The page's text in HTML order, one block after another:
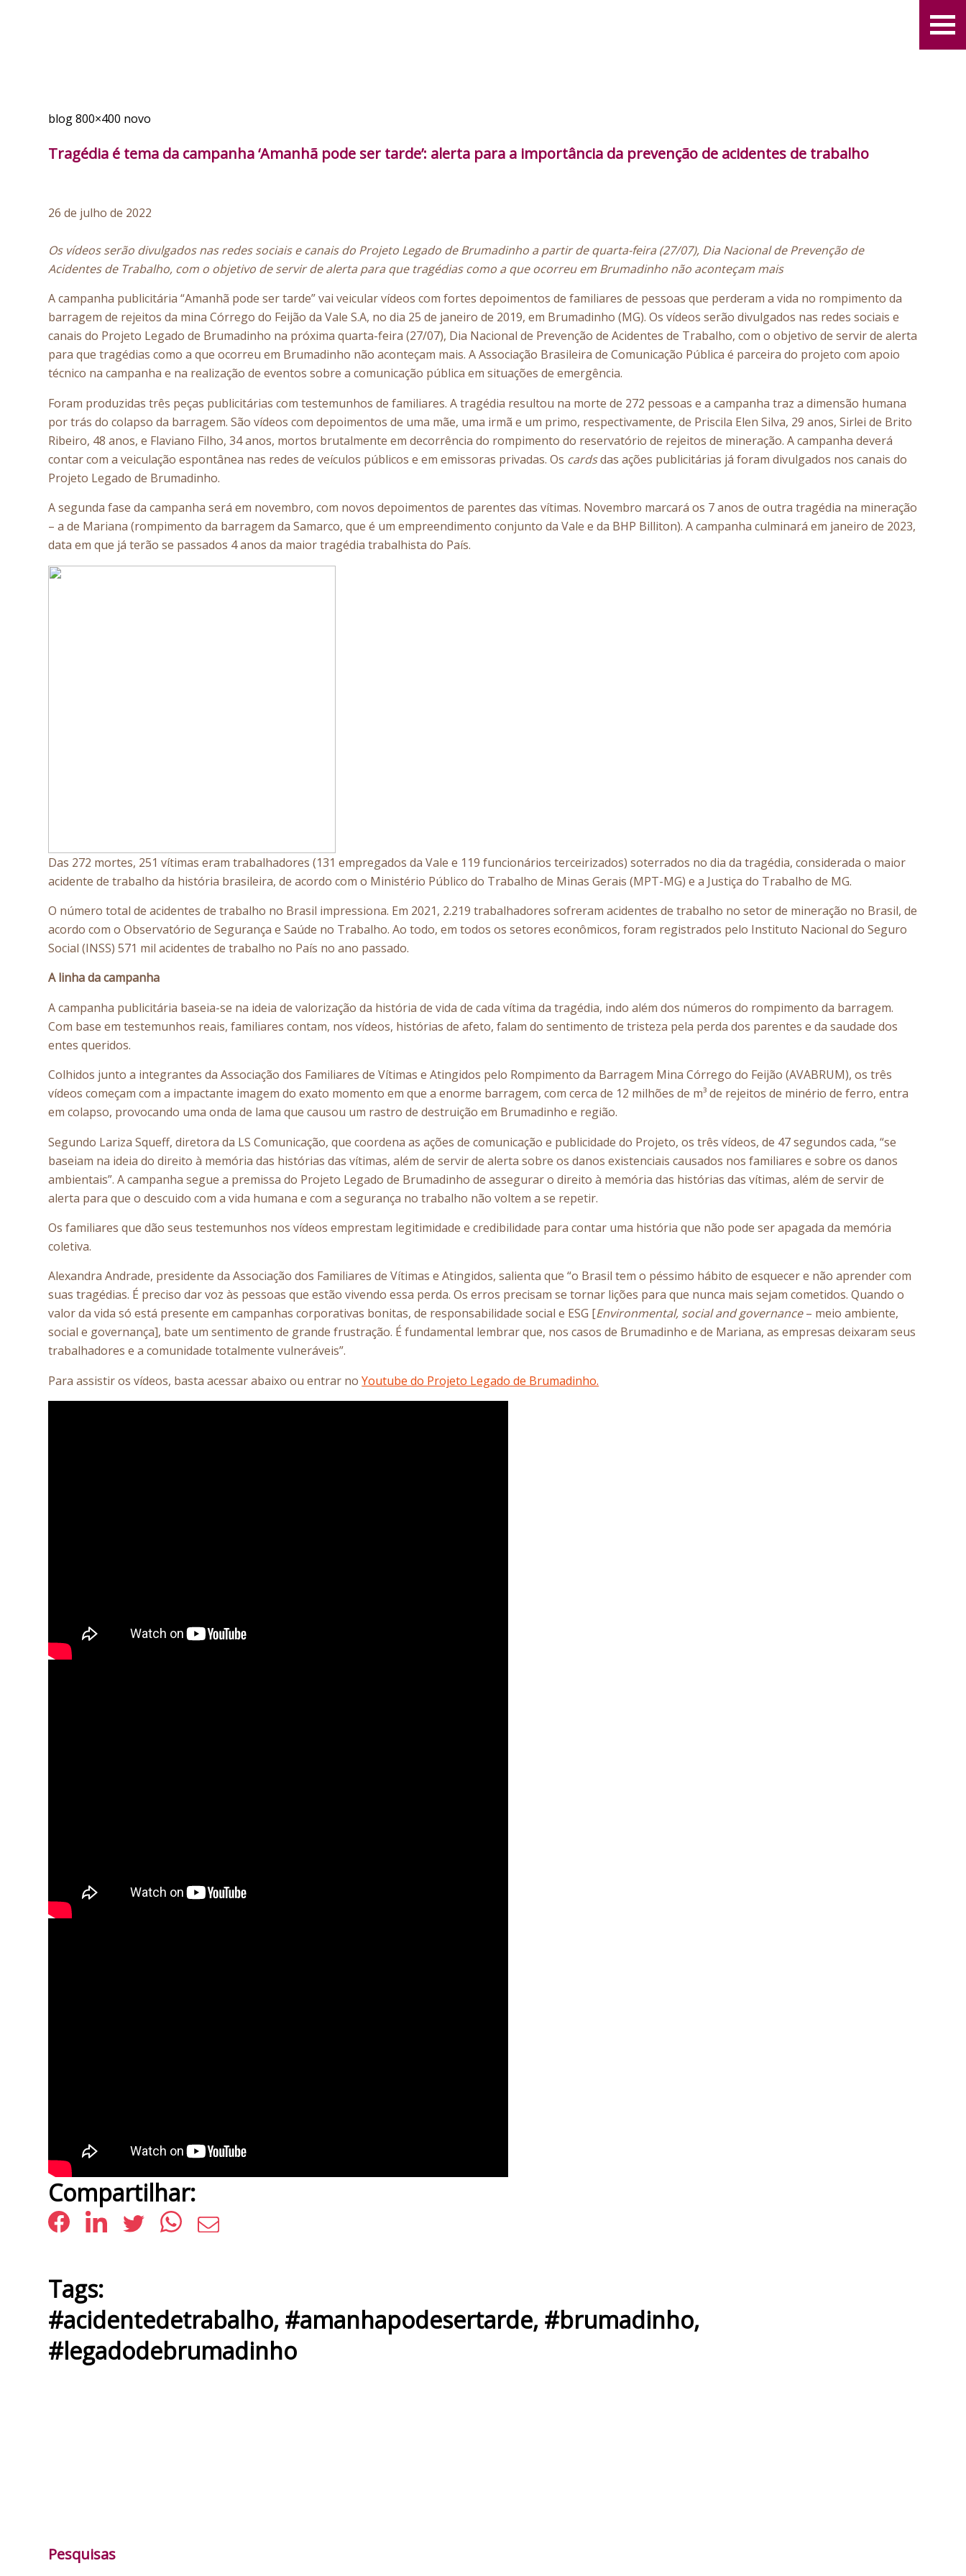
blog 800×400 novo
Tragédia é tema da campanha ‘Amanhã pode ser tarde’: alerta para a importância da prevenção de acidentes de trabalho
26 de julho de 2022
Os vídeos serão divulgados nas redes sociais e canais do Projeto Legado de Brumadinho a partir de quarta-feira‬ (27/07‬), Dia Nacional de Prevenção de
Acidentes de Trabalho, com o objetivo de servir de alerta para que tragédias como a que ocorreu em Brumadinho não aconteçam mais
A campanha publicitária “Amanhã pode ser tarde” vai veicular vídeos com fortes depoimentos de familiares de pessoas que perderam a vida no rompimento da
barragem de rejeitos da mina Córrego do Feijão da Vale S.A, no dia 25 de janeiro de 2019, em Brumadinho (MG). Os vídeos serão divulgados nas redes sociais e
canais do Projeto Legado de Brumadinho na próxima quarta-feira (27/07), Dia Nacional de Prevenção de Acidentes de Trabalho, com o objetivo de servir de alerta
para que tragédias como a que ocorreu em Brumadinho não aconteçam mais. A Associação Brasileira de Comunicação Pública é parceira do projeto com apoio
técnico na campanha e na realização de eventos sobre a comunicação pública em situações de emergência.
Foram produzidas três peças publicitárias com testemunhos de familiares. A tragédia resultou na morte de 272 pessoas e a campanha traz a dimensão humana
por trás do colapso da barragem. São vídeos com depoimentos de uma mãe, uma irmã e um primo, respectivamente, de Priscila Elen Silva, 29 anos, Sirlei de Brito
Ribeiro, 48 anos, e Flaviano Filho, 34 anos, mortos brutalmente em decorrência do rompimento do reservatório de rejeitos de mineração. A campanha deverá
contar com a veiculação espontânea nas redes de veículos públicos e em emissoras privadas. Os cardsdas ações publicitárias já foram divulgados nos canais do
Projeto Legado de Brumadinho.
A segunda fase da campanha será em novembro, com novos depoimentos de parentes das vítimas. Novembro marcará os 7 anos de outra tragédia na mineração
– a de Mariana (rompimento da barragem da Samarco, que é um empreendimento conjunto da Vale e da BHP Billiton). A campanha culminará em janeiro de 2023,
data em que já terão se passados 4 anos da maior tragédia trabalhista do País.
Das 272 mortes, 251 vítimas eram trabalhadores (131 empregados da Vale e 119 funcionários terceirizados) soterrados no dia da tragédia, considerada o maior
acidente de trabalho da história brasileira, de acordo com o Ministério Público do Trabalho de Minas Gerais (MPT-MG) e a Justiça do Trabalho de MG.
O número total de acidentes de trabalho no Brasil impressiona. Em 2021, 2.219 trabalhadores sofreram acidentes de trabalho no setor de mineração no Brasil, de
acordo com o Observatório de Segurança e Saúde no Trabalho. Ao todo, em todos os setores econômicos, foram registrados pelo Instituto Nacional do Seguro
Social (INSS) 571 mil acidentes de trabalho no País no ano passado.
A linha da campanha
A campanha publicitária baseia-se na ideia de valorização da história de vida de cada vítima da tragédia, indo além dos números do rompimento da barragem.
Com base em testemunhos reais, familiares contam, nos vídeos, histórias de afeto, falam do sentimento de tristeza pela perda dos parentes e da saudade dos
entes queridos.
Colhidos junto a integrantes da Associação dos Familiares de Vítimas e Atingidos pelo Rompimento da Barragem Mina Córrego do Feijão (AVABRUM), os três
vídeos começam com a impactante imagem do exato momento em que a enorme barragem, com cerca de 12 milhões de m³ de rejeitos de minério de ferro, entra
em colapso, provocando uma onda de lama que causou um rastro de destruição em Brumadinho e região.
Segundo Lariza Squeff, diretora da LS Comunicação, que coordena as ações de comunicação e publicidade do Projeto, os três vídeos, de 47 segundos cada, “se
baseiam na ideia do direito à memória das histórias das vítimas, além de servir de alerta sobre os danos existenciais causados nos familiares e sobre os danos
ambientais”. A campanha segue a premissa do Projeto Legado de Brumadinho de assegurar o direito à memória das histórias das vítimas, além de servir de
alerta para que o descuido com a vida humana e com a segurança no trabalho não voltem a se repetir.
Os familiares que dão seus testemunhos nos vídeos emprestam legitimidade e credibilidade para contar uma história que não pode ser apagada da memória
coletiva.
Alexandra Andrade, presidente da Associação dos Familiares de Vítimas e Atingidos, salienta que “o Brasil tem o péssimo hábito de esquecer e não aprender com
suas tragédias. É preciso dar voz às pessoas que estão vivendo essa perda. Os erros precisam se tornar lições para que nunca mais sejam cometidos. Quando o
valor da vida só está presente em campanhas corporativas bonitas, de responsabilidade social e ESG [Environmental, social and governance– meio ambiente,
social e governança], bate um sentimento de grande frustração. É fundamental lembrar que, nos casos de Brumadinho e de Mariana, as empresas deixaram seus
trabalhadores e a comunidade totalmente vulneráveis”.
Para assistir os vídeos, basta acessar abaixo ou entrar noYoutube do Projeto Legado de Brumadinho.
Compartilhar:
Tags:
#acidentedetrabalho, #amanhapodesertarde, #brumadinho,
#legadodebrumadinho
Pesquisas